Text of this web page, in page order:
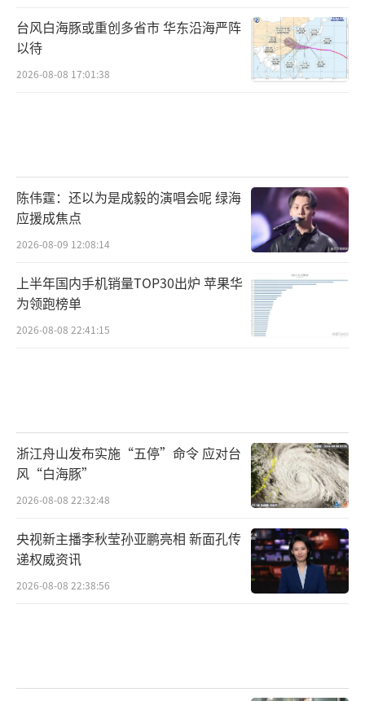
台风白海豚或重创多省市 华东沿海严阵
以待
2026-08-08 17:01:38
陈伟霆：还以为是成毅的演唱会呢 绿海
应援成焦点
2026-08-09 12:08:14
上半年国内手机销量TOP30出炉 苹果华
为领跑榜单
2026-08-08 22:41:15
浙江舟山发布实施“五停”命令 应对台
风“白海豚”
2026-08-08 22:32:48
央视新主播李秋莹孙亚鹏亮相 新面孔传
递权威资讯
2026-08-08 22:38:56